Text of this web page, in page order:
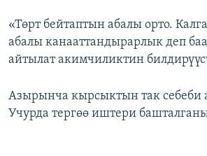
«Төрт бейтаптын абалы орто.
абалы канааттандырарлык деп
айтылат акимчиликтин
Азырынча кырсыктын так себеби
Учурда тергөө иштери